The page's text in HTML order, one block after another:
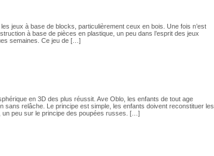
jeux à base de blocks, particulièrement ceux en bois. Une fois n’est
à base de pièces en plastique, un peu dans l’esprit des jeux
semaines. Ce jeu de […]
en 3D des plus réussit. Ave Oblo, les enfants de tout age
sans relâche. Le principe est simple, les enfants doivent reconstituer les
un peu sur le principe des poupées russes. […]